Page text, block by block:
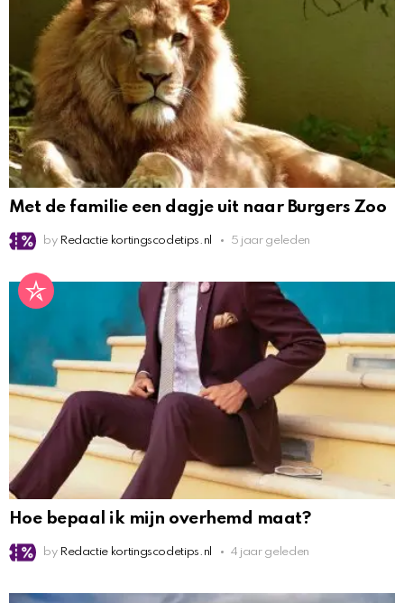
Met de familie een dagje uit naar Burgers Zoo
by Redactie kortingscodetips.nl 5 jaar geleden
Hoe bepaal ik mijn overhemd maat?
by Redactie kortingscodetips.nl 4 jaar geleden